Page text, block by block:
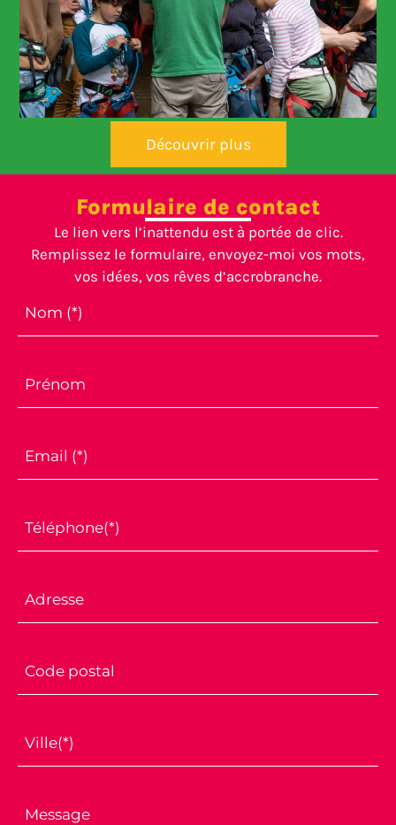
Découvrir plus
Formulaire de contact
Le lien vers l’inattendu est à portée de clic.
Remplissez le formulaire, envoyez-moi vos mots,
vos idées, vos rêves d’accrobranche.
Nom (*)
Prénom
Email (*)
Téléphone(*)
Adresse
Code postal
Ville(*)
Message